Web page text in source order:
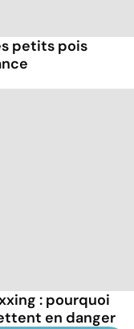
petits pois
: pourquoi
en danger